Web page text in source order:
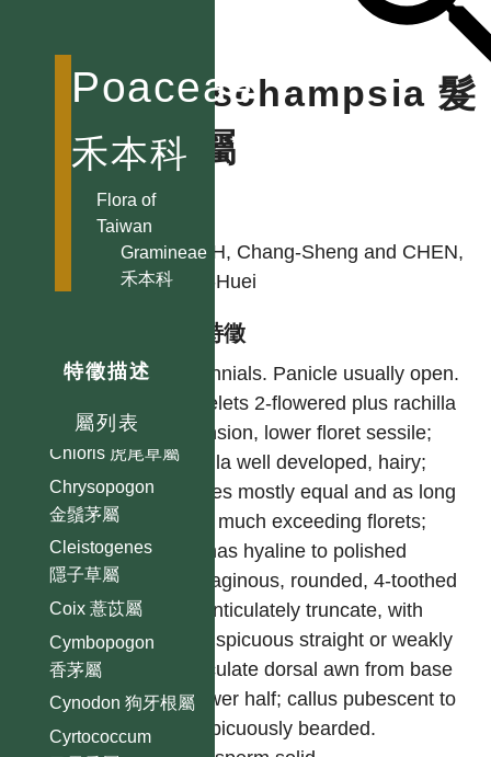
Poaceae
禾本科
Flora of
Taiwan
Gramineae
禾本科
特徵描述
屬列表
Bromus 雀麥屬
拂子茅屬
Capillipedium
細柄草屬
Cenchrus 蒺藜草屬
Centotheca
山澗草屬
寒竹屬
Chloris 虎尾草屬
Chrysopogon
金鬚茅屬
Cleistogenes
隱子草屬
Coix 薏苡屬
Cymbopogon
香茅屬
Cynodon 狗牙根屬
Cyrtococcum
Deschampsia 髮
草屬
KUOH, Chang-Sheng and CHEN,
Chih-Huei
型態特徵
Perennials. Panicle usually open.
Spikelets 2-flowered plus rachilla
extension, lower floret sessile;
rachilla well developed, hairy;
glumes mostly equal and as long
as or much exceeding florets;
lemmas hyaline to polished
cartilaginous, rounded, 4-toothed
to denticulately truncate, with
inconspicuous straight or weakly
geniculate dorsal awn from base
or lower half; callus pubescent to
conspicuously bearded.